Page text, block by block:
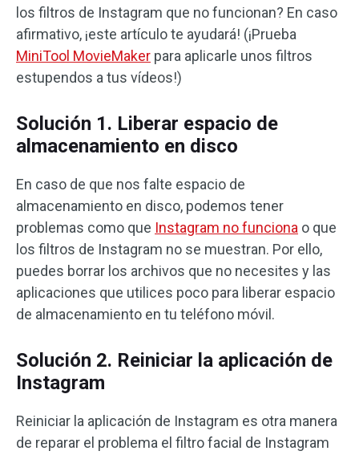
los filtros de Instagram que no funcionan? En caso
afirmativo, ¡este artículo te ayudará! (¡Prueba
MiniTool MovieMaker para aplicarle unos filtros
estupendos a tus vídeos!)
Solución 1. Liberar espacio de
almacenamiento en disco
En caso de que nos falte espacio de
almacenamiento en disco, podemos tener
problemas como que Instagram no funciona o que
los filtros de Instagram no se muestran. Por ello,
puedes borrar los archivos que no necesites y las
aplicaciones que utilices poco para liberar espacio
de almacenamiento en tu teléfono móvil.
Solución 2. Reiniciar la aplicación de
Instagram
Reiniciar la aplicación de Instagram es otra manera
de reparar el problema el filtro facial de Instagram